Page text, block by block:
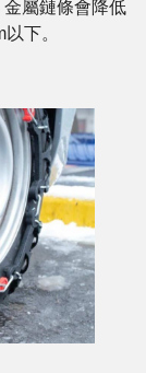
屬鏈條會降低
下。